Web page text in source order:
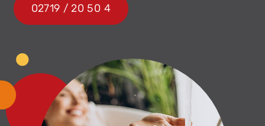
02719 / 20 50 4